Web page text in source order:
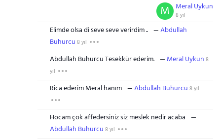
Meral Uykun
8 yıl
M
Elimde olsa di seve seve verirdim ..
Abdullah
Buhurcu 8 yıl
Abdullah Buhurcu Tesekkür ederim. Meral Uykun 8
yıl
Rica ederim Meral hanım Abdullah Buhurcu 8 yıl
Hocam çok affedersiniz siz meslek nedir acaba
Abdullah Buhurcu 8 yıl